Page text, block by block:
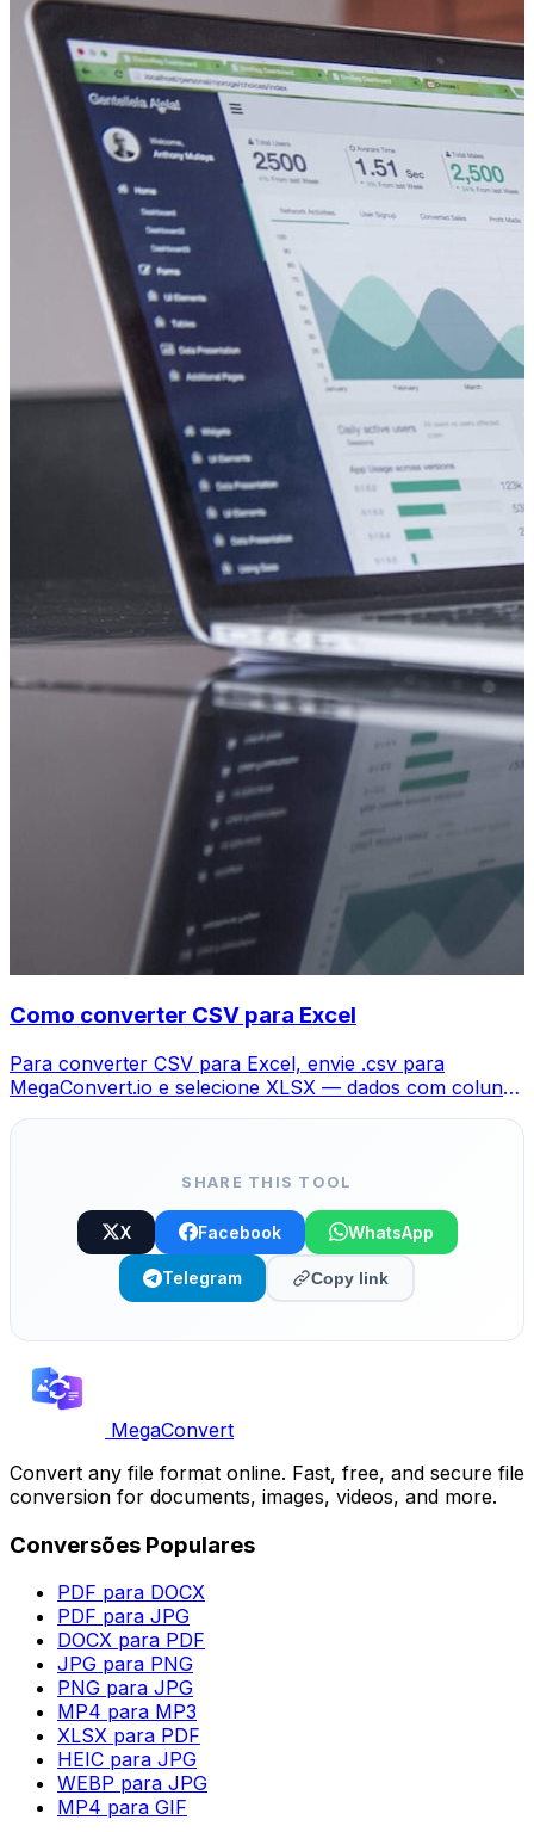
Como converter CSV para Excel
Para converter CSV para Excel, envie .csv para
MegaConvert.io e selecione XLSX — dados com colunas
SHARE THIS TOOL
X Facebook WhatsApp
Telegram Copy link
MegaConvert
Convert any file format online. Fast, free, and secure file
conversion for documents, images, videos, and more.
Conversões Populares
PDF para DOCX
PDF para JPG
DOCX para PDF
JPG para PNG
PNG para JPG
MP4 para MP3
XLSX para PDF
HEIC para JPG
WEBP para JPG
MP4 para GIF